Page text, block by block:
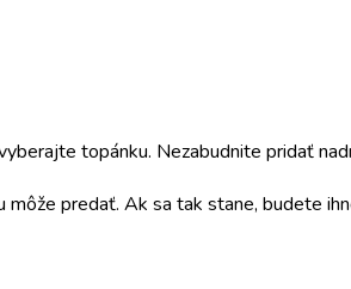
topánku. Nezabudnite pridať
predať. Ak sa tak stane, budete